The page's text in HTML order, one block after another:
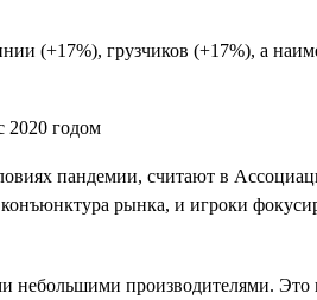
(+17%), грузчиков (+17%), а
пандемии, считают в
конъюнктура рынка, и игроки
небольшими производителями. Это